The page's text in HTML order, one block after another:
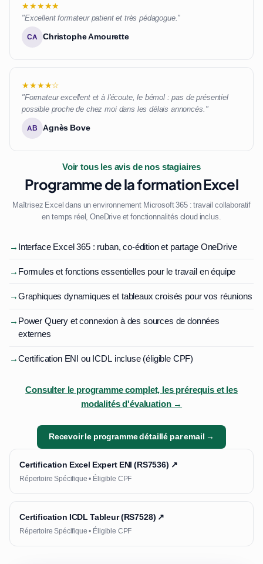
★★★★★
"Excellent formateur patient et très pédagogue."
CA Christophe Amourette
★★★★☆
"Formateur excellent et à l'écoute, le bémol : pas de présentiel
possible proche de chez moi dans les délais annoncés."
AB Agnès Bove
Voir tous les avis de nos stagiaires
Programme de la formation Excel
Maîtrisez Excel dans un environnement Microsoft 365 : travail collaboratif
en temps réel, OneDrive et fonctionnalités cloud inclus.
→ Interface Excel 365 : ruban, co-édition et partage OneDrive
→ Formules et fonctions essentielles pour le travail en équipe
→Graphiques dynamiques et tableaux croisés pour vos réunions
→ Power Query et connexion à des sources de données
externes
→Certification ENI ou ICDL incluse (éligible CPF)
Consulter le programme complet, les prérequis et les
modalités d'évaluation →
Recevoir le programme détaillé par email →
Certification Excel Expert ENI (RS7536) ↗
Répertoire Spécifique • Éligible CPF
Certification ICDL Tableur (RS7528) ↗
Répertoire Spécifique • Éligible CPF